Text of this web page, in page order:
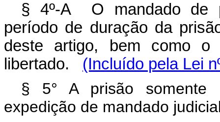
§ 4º-A O mandado de
período de duração da
deste artigo, bem como
libertado. (Incluído pela Lei
§ 5° A prisão somente
expedição de mandado